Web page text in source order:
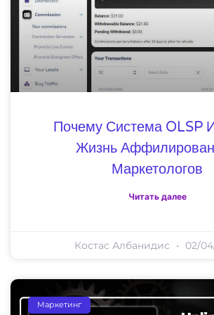
Почему Система OLSP
Жизнь
Маркетологов
Читать далее
Костас Албанидис 02/
Маркетинг